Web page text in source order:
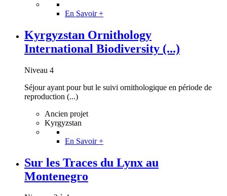
En Savoir +
Kyrgyzstan Ornithology
International Biodiversity (...)
Niveau 4
Séjour ayant pour but le suivi ornithologique en période de
reproduction (...)
Ancien projet
Kyrgyzstan
En Savoir +
Sur les Traces du Lynx au
Montenegro